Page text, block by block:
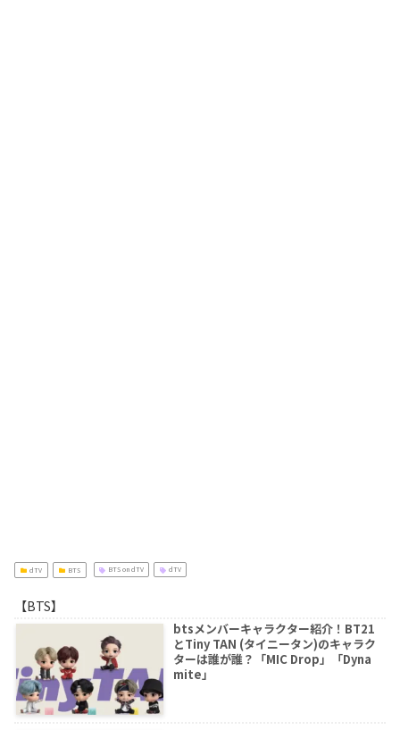
dTV BTS BTS on dTV dTV
【BTS】
btsメンバーキャラクター紹介！BT21
とTiny TAN (タイニータン)のキャラク
ターは誰が誰？「MIC Drop」「Dyna
mite」